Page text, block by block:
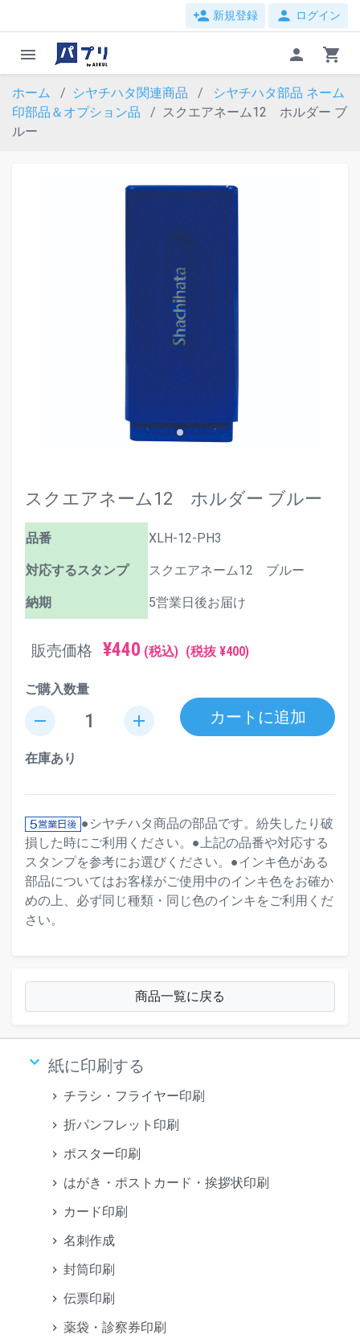
person_add 新規登録 person ログイン
menu person shopping_cart
ホーム シヤチハタ関連商品 シヤチハタ部品 ネーム
印部品＆オプション品
スクエアネーム12 ホルダー ブ
ルー
スクエアネーム12 ホルダー ブルー
品番 XLH-12-PH3
対応するスタンプ スクエアネーム12 ブルー
納期 5営業日後お届け
販売価格 ¥440 (税込) (税抜 ¥400)
ご購入数量
remove add カートに追加
在庫あり
●シヤチハタ商品の部品です。紛失したり破
損した時にご利用ください。●上記の品番や対応する
スタンプを参考にお選びください。●インキ色がある
部品についてはお客様がご使用中のインキ色をお確か
めの上、必ず同じ種類・同じ色のインキをご利用くだ
さい。
商品一覧に戻る
keyboard_arrow_down 紙に印刷する
チラシ・フライヤー印刷
折パンフレット印刷
ポスター印刷
はがき・ポストカード・挨拶状印刷
カード印刷
名刺作成
封筒印刷
伝票印刷
薬袋・診察券印刷